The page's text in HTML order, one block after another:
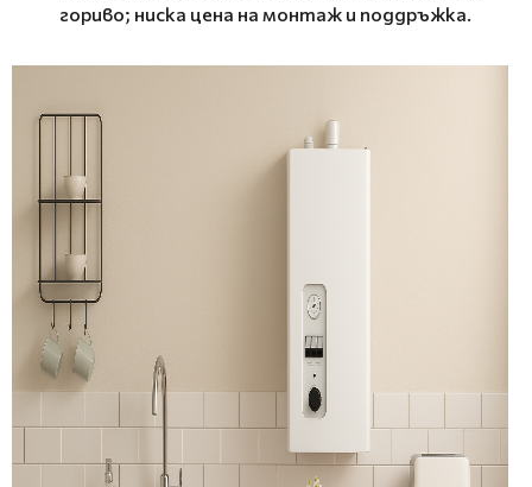
гориво; ниска цена на монтаж и поддръжка.